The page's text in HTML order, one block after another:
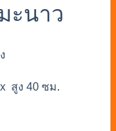
ะนาว
สูง 40 ซม.